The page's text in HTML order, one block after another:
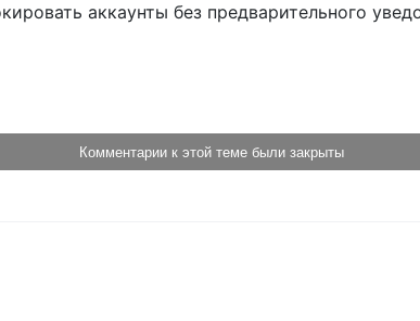
аккаунты без предварительного
Комментарии к этой теме были закрыты